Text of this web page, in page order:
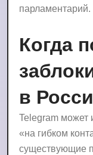
парламентарий.
Когда
в
Telegram может
«на гибком
существующие